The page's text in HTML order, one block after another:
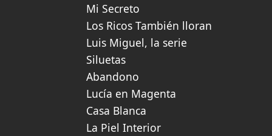
Mi Secreto
Los Ricos También lloran
Luis Miguel, la serie
Siluetas
Abandono
Lucía en Magenta
Casa Blanca
La Piel Interior